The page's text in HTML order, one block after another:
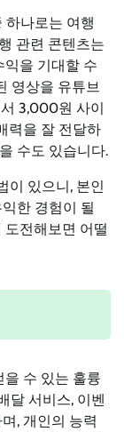
하나로는 여행
관련 콘텐츠는
익을 기대할 수
영상을 유튜브
3,000원 사이
력을 잘 전달하
수도 있습니다.
이 있으니, 본인
한 경험이 될
전해보면 어떨
을 수 있는 훌륭
달 서비스, 이벤
, 개인의 능력